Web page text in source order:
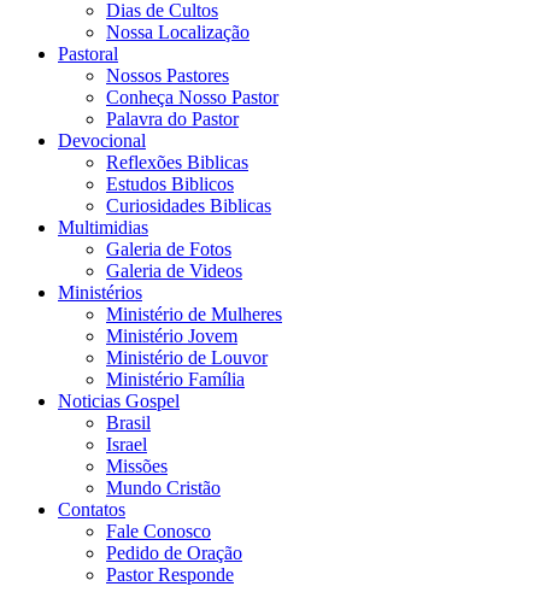
Dias de Cultos
Nossa Localização
Pastoral
Nossos Pastores
Conheça Nosso Pastor
Palavra do Pastor
Devocional
Reflexões Biblicas
Estudos Biblicos
Curiosidades Biblicas
Multimidias
Galeria de Fotos
Galeria de Videos
Ministérios
Ministério de Mulheres
Ministério Jovem
Ministério de Louvor
Ministério Família
Noticias Gospel
Brasil
Israel
Missões
Mundo Cristão
Contatos
Fale Conosco
Pedido de Oração
Pastor Responde